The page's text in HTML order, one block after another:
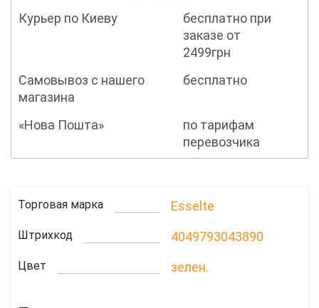
Курьер по Киеву
бесплатно при
заказе от
2499грн
Самовывоз с нашего
магазина
бесплатно
«Нова Пошта»
по тарифам
перевозчика
Торговая марка Esselte
Штрихкод 4049793043890
Цвет зелен.